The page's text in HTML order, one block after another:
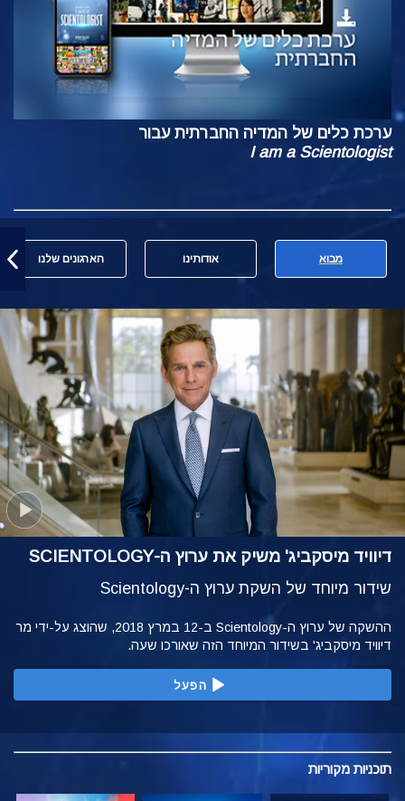
ערכת כלים של המדיה החברתית עבור
I am a Scientologist
מבוא אודותינו הארגונים שלנו
דיוויד מיסקביג' משיק את ערוץ ה-SCIENTOLOGY
שידור מיוחד של השקת ערוץ ה-Scientology
ההשקה של ערוץ ה-Scientology ב-12 במרץ 2018, שהוצג על-ידי מר
דיוויד מיסקביג' בשידור המיוחד הזה שאורכו שעה.
הפעל
תוכניות מקוריות